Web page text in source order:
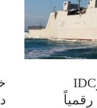
مايكروسوفت وIDC